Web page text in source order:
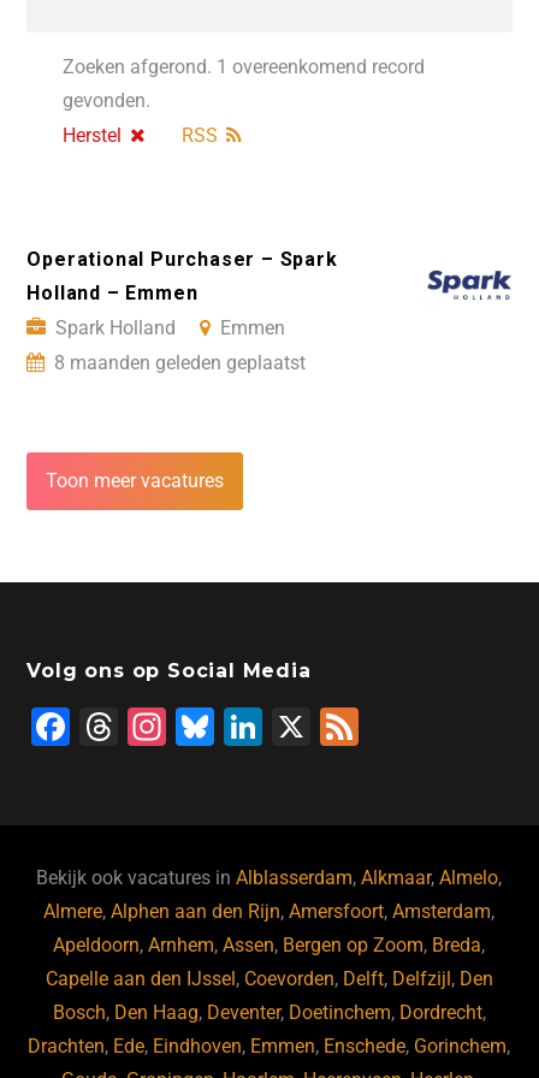
Zoeken afgerond. 1 overeenkomend record
gevonden.
Herstel
RSS
Operational Purchaser – Spark
Holland – Emmen
Spark Holland
Emmen
8 maanden geleden geplaatst
Toon meer vacatures
Volg ons op Social Media
F
b
o
o
k
T
d
s
In
a
m
Bl
ky
Li
dI
n
X
Bekijk ook vacatures inAlblasserdam,Alkmaar,Almelo,
Almere,Alphen aan den Rijn,Amersfoort,Amsterdam,
Apeldoorn,Arnhem,Assen, Bergen op Zoom, Breda,
Capelle aan den IJssel , Coevorden, Delft, Delfzijl , Den
Bosch, Den Haag, Deventer, Doetinchem, Dordrecht,
Drachten, Ede, Eindhoven, Emmen, Enschede, Gorinchem,